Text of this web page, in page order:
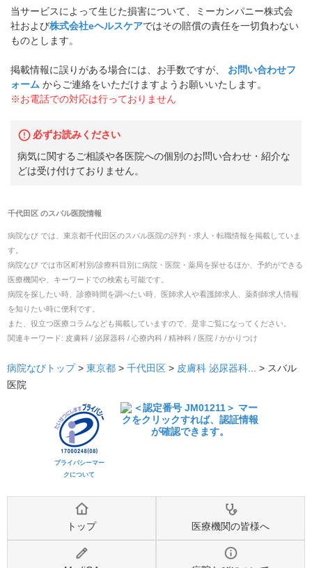
当サービスによって生じた損害について、ミーカンパニー株式会
社および株式会社eヘルスケアではその賠償の責任を一切負わない
ものとします。
掲載情報に誤りがある場合には、お手数ですが、
お問い合わせフ
ォーム からご連絡をいただけますようお願いいたします。
※お電話での対応は行っておりません
必ずお読みください
病気に関するご相談や各医院への個別のお問い合わせ・紹介な
どは受け付けておりません。
千代田区 のスバル医院情報
病院なび では、 東京都千代田区のスバル医院の評判・求人・転職情報を掲載していま
す。
病院なび では市区町村別/診療科目別に病院・医院・薬局を探せるほか、予約ができる
医療機関や、キーワードでの検索も可能です。
病院を探したい時、診療時間を調べたい時、医師求人や看護師求人、薬剤師求人情報
を知りたい時に便利です。
また、役立つ医療コラムなども掲載していますので、是非ご覧になってください。
関連キーワード: 皮膚科 / 泌尿器科 / 心療内科 / 精神科 / 医院 / かかりつけ
病院なびトップ > 東京都 > 千代田区 > 皮膚科 泌尿器科 ... > スバル
医院
プライバシーマー
クについて
トップ 医療機関の皆様へ